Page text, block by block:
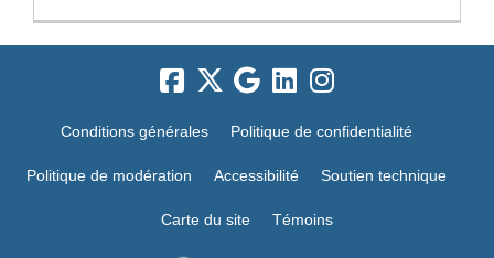
Conditions générales Politique de confidentialité
Politique de modération Accessibilité Soutien technique
Carte du site Témoins